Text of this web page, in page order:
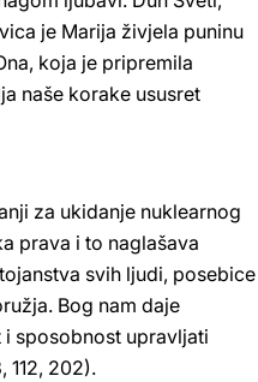
je Marija živjela puninu
koja je pripremila
naše korake ususret
za ukidanje nuklearnog
prava i to naglašava
svih ljudi, posebice
Bog nam daje
sposobnost upravljati
112, 202).